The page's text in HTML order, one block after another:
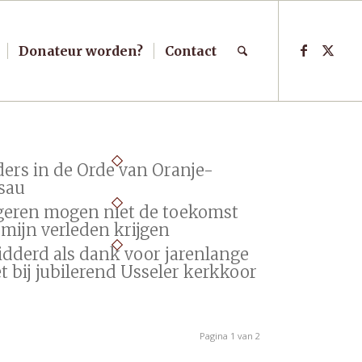
Donateur worden? Contact
in de Orde van Oranje-
mogen niet de toekomst
verleden krijgen
als dank voor jarenlange
bij jubilerend Usseler kerkkoor
Pagina 1 van 2